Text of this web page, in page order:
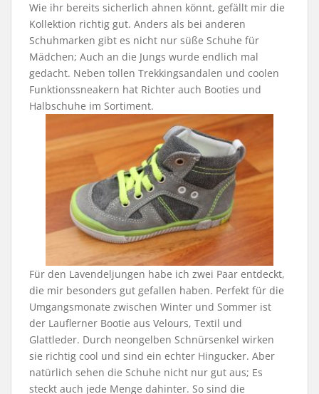
Wie ihr bereits sicherlich ahnen könnt, gefällt mir die
Kollektion richtig gut. Anders als bei anderen
Schuhmarken gibt es nicht nur süße Schuhe für
Mädchen; Auch an die Jungs wurde endlich mal
gedacht. Neben tollen Trekkingsandalen und coolen
Funktionssneakern hat Richter auch Booties und
Halbschuhe im Sortiment.
Für den Lavendeljungen habe ich zwei Paar entdeckt,
die mir besonders gut gefallen haben. Perfekt für die
Umgangsmonate zwischen Winter und Sommer ist
der Lauflerner Bootie aus Velours, Textil und
Glattleder. Durch neongelben Schnürsenkel wirken
sie richtig cool und sind ein echter Hingucker. Aber
natürlich sehen die Schuhe nicht nur gut aus; Es
steckt auch jede Menge dahinter. So sind die